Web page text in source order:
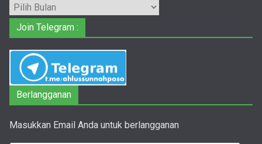
Arsip
Join Telegram :
Berlangganan
Masukkan Email Anda untuk berlangganan